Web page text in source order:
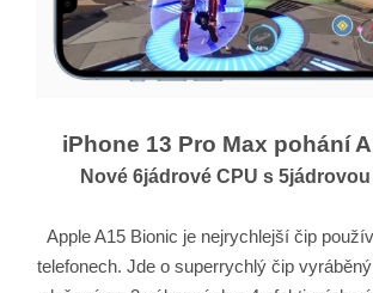
iPhone 13 Pro Max pohání
Nové 6jádrové CPU s
Apple A15 Bionic je nejrychlejší čip
telefonech. Jde o superrychlý čip